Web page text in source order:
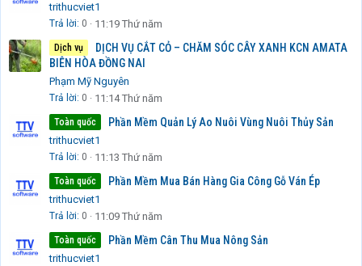
trithucviet1
Trả lời 0 11:19 Thứ năm
Dịch vụ
DỊCH VỤ CẮT CỎ – CHĂM SÓC CÂY XANH KCN AMATA
BIÊN HÒA ĐỒNG NAI
Phạm Mỹ Nguyên
Trả lời 0 11:14 Thứ năm
Toàn quốc Phần Mềm Quản Lý Ao Nuôi Vùng Nuôi Thủy Sản
trithucviet1
Trả lời 0 11:13 Thứ năm
Toàn quốc Phần Mềm Mua Bán Hàng Gia Công Gỗ Ván Ép
trithucviet1
Trả lời 0 11:09 Thứ năm
Toàn quốc Phần Mềm Cân Thu Mua Nông Sản
trithucviet1